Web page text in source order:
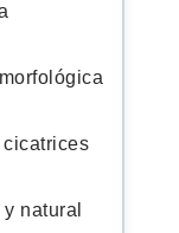
natural